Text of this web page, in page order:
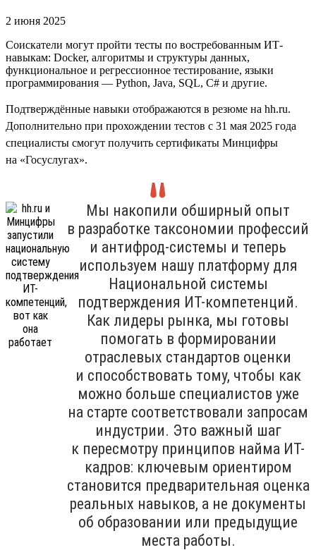
2 июня 2025
Соискатели могут пройти тесты по востребованным ИТ-
навыкам: Docker, алгоритмы и структуры данных,
функциональное и регрессионное тестирование, языки
программирования — Python, Java, SQL, C# и другие.
Подтверждённые навыки отображаются в резюме на hh.ru.
Дополнительно при прохождении тестов с 31 мая 2025 года
специалисты смогут получить сертификаты Минцифры
на «Госуслугах».
Мы накопили обширный опыт
в разработке таксономии профессий
и антифрод-системы и теперь
используем нашу платформу для
Национальной системы
подтверждения ИТ-компетенций.
Как лидеры рынка, мы готовы
помогать в формировании
отраслевых стандартов оценки
и способствовать тому, чтобы как
можно больше специалистов уже
на старте соответствовали запросам
индустрии. Это важный шаг
к пересмотру принципов найма ИТ-
кадров: ключевым ориентиром
становится предварительная оценка
реальных навыков, а не документы
об образовании или предыдущие
места работы.